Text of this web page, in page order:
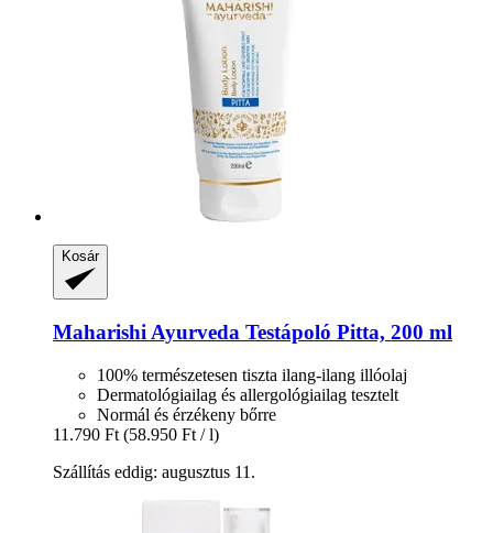
Kosár
Maharishi Ayurveda Testápoló Pitta, 200 ml
100% természetesen tiszta ilang-ilang illóolaj
Dermatológiailag és allergológiailag tesztelt
Normál és érzékeny bőrre
11.790 Ft (58.950 Ft / l)
Szállítás eddig: augusztus 11.